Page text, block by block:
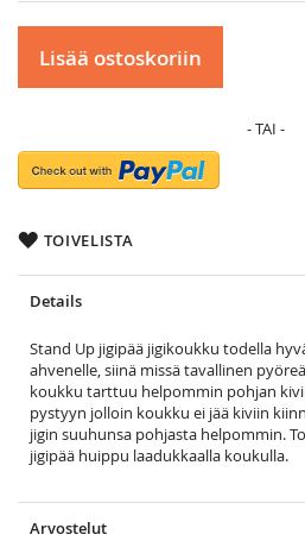
Lisää ostoskoriin
TOIVELISTA
Details
Stand Up jigipää jigikoukku todella
ahvenelle, siinä missä tavallinen
koukku tarttuu helpommin pohjan
pystyyn jolloin koukku ei jää kiviin
jigin suuhunsa pohjasta helpommin.
jigipää huippu laadukkaalla koukulla.
Arvostelut